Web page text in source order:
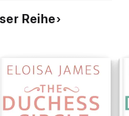
Reihe